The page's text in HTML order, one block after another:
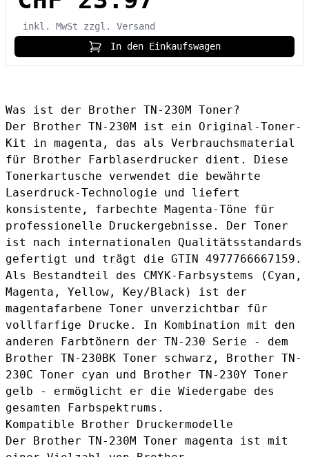
inkl. MwSt
zzgl. Versand
In den Einkaufswagen
Was ist der Brother TN-230M Toner?
Der Brother TN-230M ist ein Original-Toner-
Kit in magenta, das als Verbrauchsmaterial
für Brother Farblaserdrucker dient. Diese
Tonerkartusche verwendet die bewährte
Laserdruck-Technologie und liefert
konsistente, farbechte Magenta-Töne für
professionelle Druckergebnisse. Der Toner
ist nach internationalen Qualitätsstandards
gefertigt und trägt die GTIN 4977766667159.
Als Bestandteil des CMYK-Farbsystems (Cyan,
Magenta, Yellow, Key/Black) ist der
magentafarbene Toner unverzichtbar für
vollfarfige Drucke. In Kombination mit den
anderen Farbtönern der TN-230 Serie - dem
Brother TN-230BK Toner schwarz , Brother TN-
230C Toner cyan und Brother TN-230Y Toner
gelb - ermöglicht er die Wiedergabe des
gesamten Farbspektrums.
Kompatible Brother Druckermodelle
Der Brother TN-230M Toner magenta ist mit